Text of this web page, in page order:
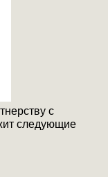
с
следующие